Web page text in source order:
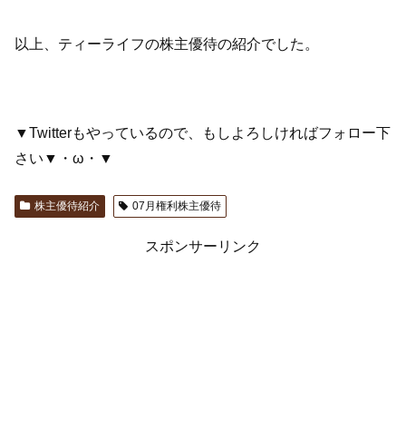
以上、ティーライフの株主優待の紹介でした。
▼Twitterもやっているので、もしよろしければフォロー下
さい▼・ω・▼
株主優待紹介 07月権利株主優待
スポンサーリンク